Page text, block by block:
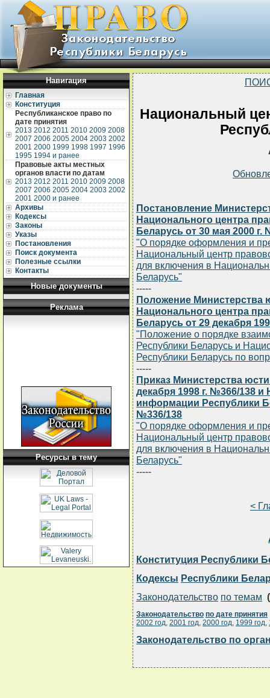
Навигация
Главная
Конституция
Республиканское право по
дате принятия
2013 2012 2011 2010 2009 2008
2007 2006 2005 2004 2003 2002
2001 2000 1999 1998 1997 1996
1995 1994 и ранее
Правовые акты местных
органов власти по датам
2013 2012 2011 2010 2009 2008
2007 2006 2005 2004 2003 2002
2001 2000 и ранее
Архивы
Кодексы
Законы
Указы
Постановления
Поиск документа
Полезные ссылки
Контакты
Новые документы
Реклама
Ресурсы в тему
Национальный
Постановление
Национального центра
Беларусь от 30 мая 2000 г.
"О порядке оформления и
Национальный центр
для включения в
Беларусь"
-----
Положение Министерства
Национального центра
Беларусь от 29 декабря
"Положение о порядке
Республики Беларусь и
Республики Беларусь по
-----
Приказ Министерства
декабря 1998 г. №366/138
информации Республики
№336/138
"О порядке оформления и
Национальный центр
для включения в
Беларусь"
-----
<
Конституция Республики
Кодексы Республики
Законодательство по темам (
Законодательство по дате принятия
2002 год, 2001 год, 2000 год, 1999 год,
Законодательство по